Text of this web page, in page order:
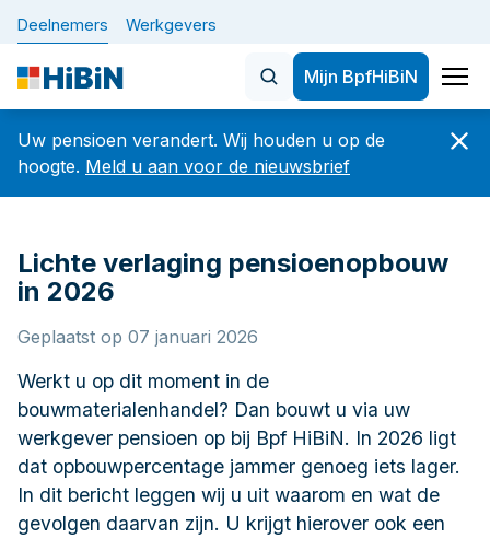
Deelnemers Werkgevers
Mijn BpfHiBiN
Nieuws
De nieuwe pensioenregeling
Hoeveel en wanneer
Verandering in werk of privé
Uw gegevens
Over Bpf HiBiN
Documenten
BELANGRIJK: let op veranderingen in uw
dienstverband vóór of op 1 oktober 2026
Nieuwsbrief
Betaaldatums, specificaties en jaaropgaven
Hoeveel pensioen krijg ik later?
Uw pensioen verandert. Wij houden u op de
hoogte. Meld u aan voor de nieuwsbrief
Lichte verlaging pensioenopbouw
in 2026
Geplaatst op 07 januari 2026
Werkt u op dit moment in de
bouwmaterialenhandel? Dan bouwt u via uw
werkgever pensioen op bij Bpf HiBiN. In 2026 ligt
dat opbouwpercentage jammer genoeg iets lager.
In dit bericht leggen wij u uit waarom en wat de
gevolgen daarvan zijn. U krijgt hierover ook een